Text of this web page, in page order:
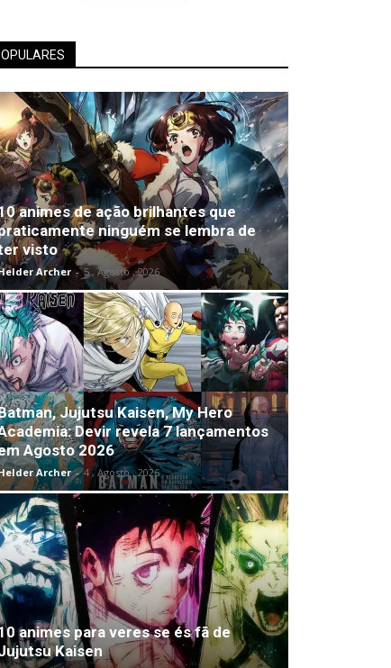
animes de ação brilhantes que
ninguém se lembra de
visto
Archer - 5 , Agosto , 2026
Jujutsu Kaisen, My Hero
Devir revela 7 lançamentos
Agosto 2026
Archer - 4 , Agosto , 2026
animes para veres se és fã de
Kaisen